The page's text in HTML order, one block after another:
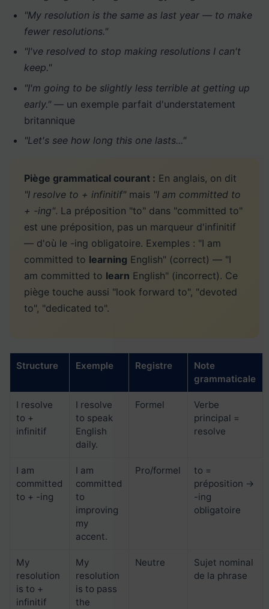
"My resolution is the same as last year — to make
fewer resolutions."
"I've resolved to stop making resolutions I can't
keep."
"I'm going to be slightly less terrible at getting up
early." — un exemple parfait d'understatement
britannique
"Let's see how long this one lasts..."
Piège grammatical courant : En anglais, on dit
"I resolve to + infinitif" mais "I am committed to
+ -ing". La préposition "to" dans "committed to"
est une préposition, pas un marqueur d'infinitif
— d'où le -ing obligatoire. Exemples : "I am
committed to learning English" (correct) — "I
am committed to learn English" (incorrect). Ce
piège touche aussi "look forward to", "devoted
to", "dedicated to".
Structure Exemple Registre
Note
grammaticale
I resolve
to +
infinitif
I resolve
to speak
English
daily.
Formel
Verbe
principal =
resolve
I am
committed
to + -ing
I am
committed
to
improving
my
accent.
Pro/formel
to =
préposition →
-ing
obligatoire
My
resolution
is to +
infinitif
My
resolution
is to pass
the
Neutre
Sujet nominal
de la phrase